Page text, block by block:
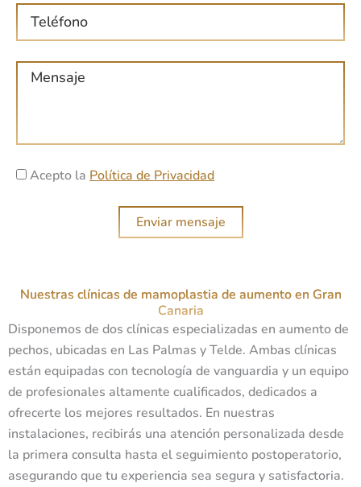
r
e
o
c
t
r
o
T
e
n
jA
i
Acepto la Política de Privacidad
Enviar mensaje
Nuestras clínicas de mamoplastia de aumento en Gran
Canaria
Disponemos de dos clínicas especializadas en aumento de
pechos, ubicadas en Las Palmas y Telde. Ambas clínicas
están equipadas con tecnología de vanguardia y un equipo
de profesionales altamente cualificados, dedicados a
ofrecerte los mejores resultados. En nuestras
instalaciones, recibirás una atención personalizada desde
la primera consulta hasta el seguimiento postoperatorio,
asegurando que tu experiencia sea segura y satisfactoria.